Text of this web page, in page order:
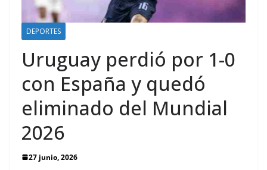
DEPORTES
Uruguay perdió por 1-0
con España y quedó
eliminado del Mundial
2026
27 junio, 2026